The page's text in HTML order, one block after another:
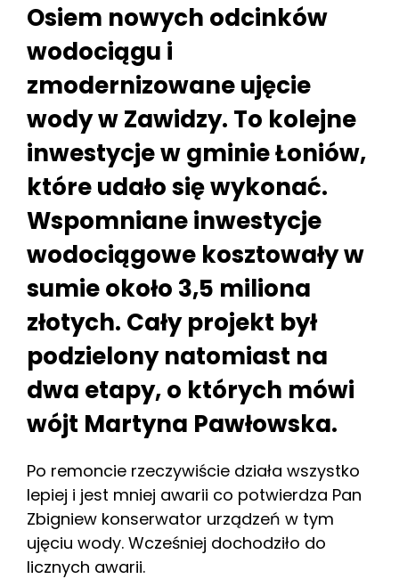
Osiem nowych odcinków
wodociągu i
zmodernizowane ujęcie
wody w Zawidzy. To kolejne
inwestycje w gminie Łoniów,
które udało się wykonać.
Wspomniane inwestycje
wodociągowe kosztowały w
sumie około 3,5 miliona
złotych. Cały projekt był
podzielony natomiast na
dwa etapy, o których mówi
wójt Martyna Pawłowska.
Po remoncie rzeczywiście działa wszystko
lepiej i jest mniej awarii co potwierdza Pan
Zbigniew konserwator urządzeń w tym
ujęciu wody. Wcześniej dochodziło do
licznych awarii.